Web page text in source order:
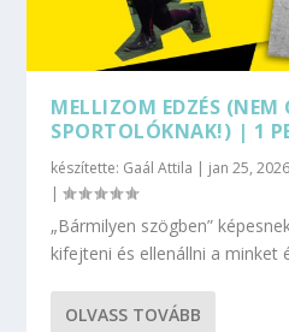
MELLIZOM EDZÉS (NEM
SPORTOLÓKNAK!) | 1
készítette: Gaál Attila | jan 25, 2026
|
„Bármilyen szögben”
kifejteni és ellenállni a minket
OLVASS TOVÁBB